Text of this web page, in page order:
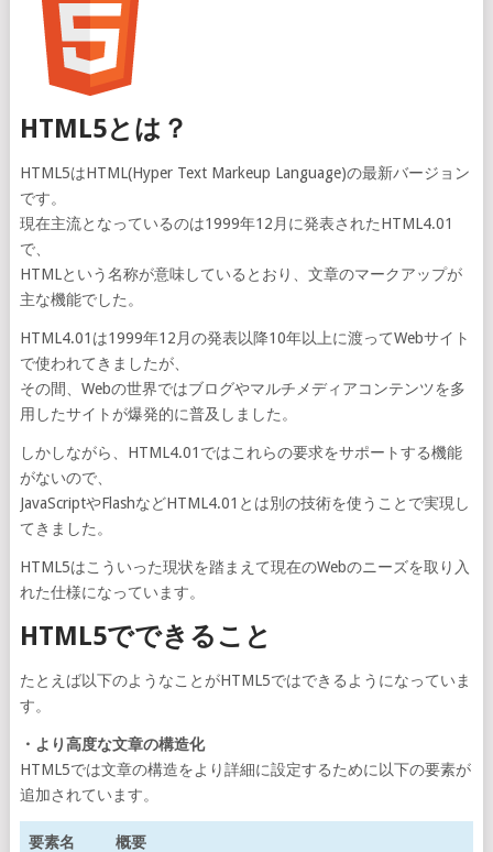
HTML5とは？
HTML5はHTML(Hyper Text Markeup Language)の最新バージョン
です。
現在主流となっているのは1999年12月に発表されたHTML4.01
で、
HTMLという名称が意味しているとおり、文章のマークアップが
主な機能でした。
HTML4.01は1999年12月の発表以降10年以上に渡ってWebサイト
で使われてきましたが、
その間、Webの世界ではブログやマルチメディアコンテンツを多
用したサイトが爆発的に普及しました。
しかしながら、HTML4.01ではこれらの要求をサポートする機能
がないので、
JavaScriptやFlashなどHTML4.01とは別の技術を使うことで実現し
てきました。
HTML5はこういった現状を踏まえて現在のWebのニーズを取り入
れた仕様になっています。
HTML5でできること
たとえば以下のようなことがHTML5ではできるようになっていま
す。
・より高度な文章の構造化
HTML5では文章の構造をより詳細に設定するために以下の要素が
追加されています。
要素名 概要